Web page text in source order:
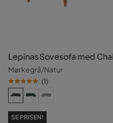
Lepinas Sovesofa med
Mørkegrå/Natur
(1)
SE PRISEN!